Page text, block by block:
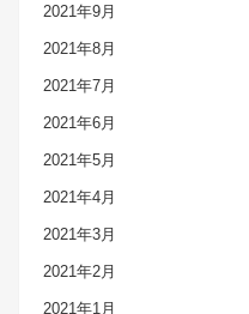
2021年9月
2021年8月
2021年7月
2021年6月
2021年5月
2021年4月
2021年3月
2021年2月
2021年1月